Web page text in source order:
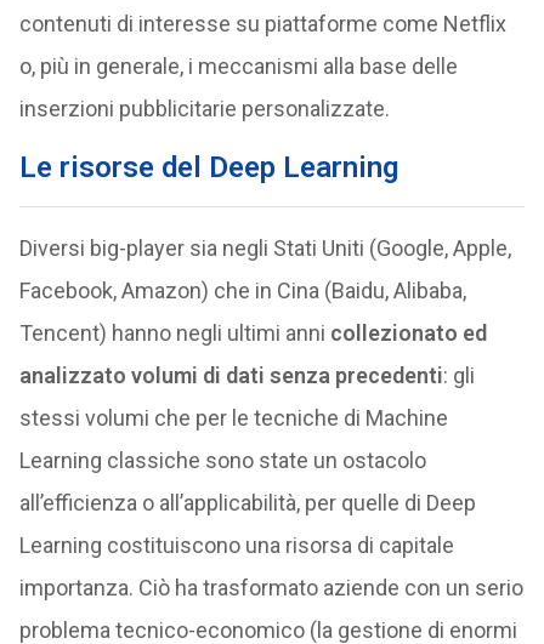
contenuti di interesse su piattaforme come Netflix
o, più in generale, i meccanismi alla base delle
inserzioni pubblicitarie personalizzate.
Le risorse del Deep Learning
Diversi big-player sia negli Stati Uniti (Google, Apple,
Facebook, Amazon) che in Cina (Baidu, Alibaba,
Tencent) hanno negli ultimi anni collezionato ed
analizzato volumi di dati senza precedenti: gli
stessi volumi che per le tecniche di Machine
Learning classiche sono state un ostacolo
all’efficienza o all’applicabilità, per quelle di Deep
Learning costituiscono una risorsa di capitale
importanza. Ciò ha trasformato aziende con un serio
problema tecnico-economico (la gestione di enormi